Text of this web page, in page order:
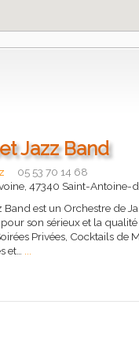
Jazz Band
05 53 70 14 68
47340 Saint-Antoine-
Band est un Orchestre de
son sérieux et la
Privées, Cocktails de
et…